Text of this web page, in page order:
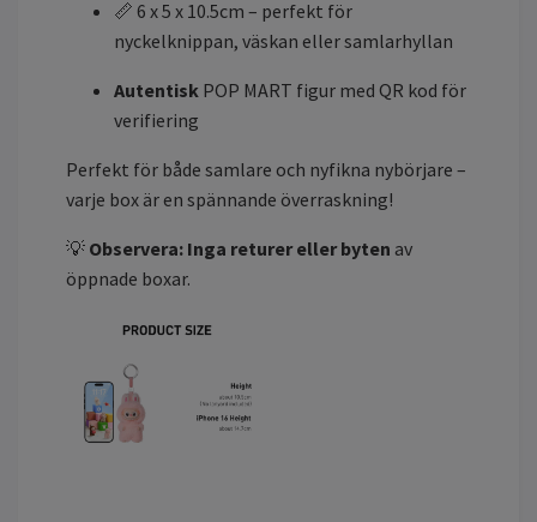
📏 6 x 5 x 10.5cm – perfekt för
nyckelknippan, väskan eller samlarhyllan
Autentisk POP MART figur med QR kod för
verifiering
Perfekt för både samlare och nyfikna nybörjare –
varje box är en spännande överraskning!
💡 Observera: Inga returer eller byten av
öppnade boxar.